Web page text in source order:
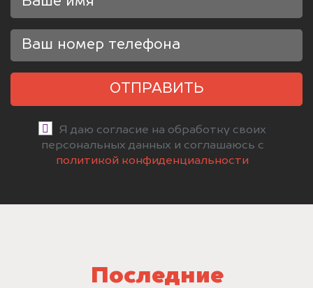
ОТПРАВИТЬ
Я даю согласие на обработку своих
персональных данных и соглашаюсь с
политикой конфиденциальности
Последние